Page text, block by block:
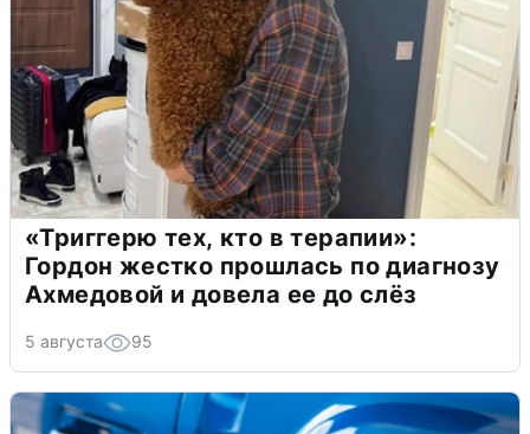
«Триггерю тех, кто в терапии»:
Гордон жестко прошлась по диагнозу
Ахмедовой и довела ее до слёз
5 августа 95